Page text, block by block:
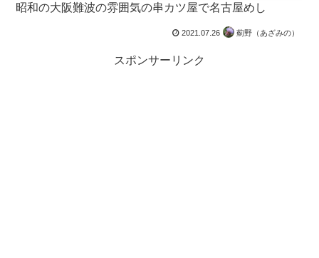
昭和の大阪難波の雰囲気の串カツ屋で名古屋めし
2021.07.26 薊野（あざみの）
スポンサーリンク